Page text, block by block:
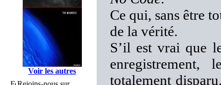
Voir les autres
Ce qui, sans être
de la vérité.
S’il est vrai que
enregistrement,
totalement